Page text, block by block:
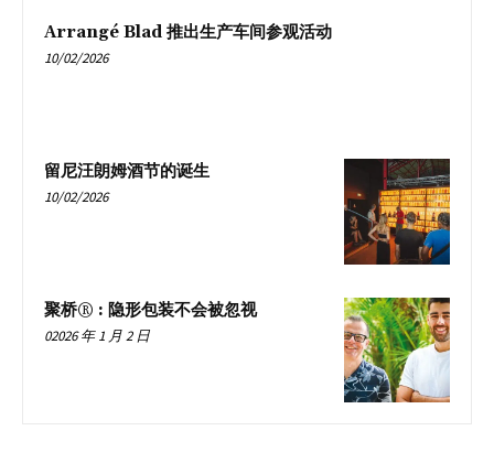
Arrangé Blad 推出生产车间参观活动
10/02/2026
留尼汪朗姆酒节的诞生
10/02/2026
聚桥® : 隐形包装不会被忽视
02026 年 1 月 2 日